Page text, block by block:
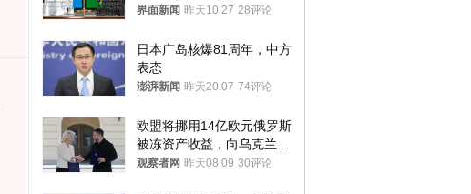
界面新闻 昨天10:27 28评论
日本广岛核爆81周年，中方
表态
澎湃新闻 昨天20:07 74评论
欧盟将挪用14亿欧元俄罗斯
被冻资产收益，向乌克兰提
供援助
观察者网 昨天08:09 30评论